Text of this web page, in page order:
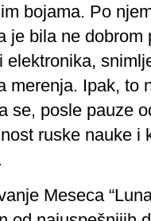
bojama. Po
je bila ne
elektronika,
merenja. Ipak, to
se, posle pauze
ruske nauke
Meseca